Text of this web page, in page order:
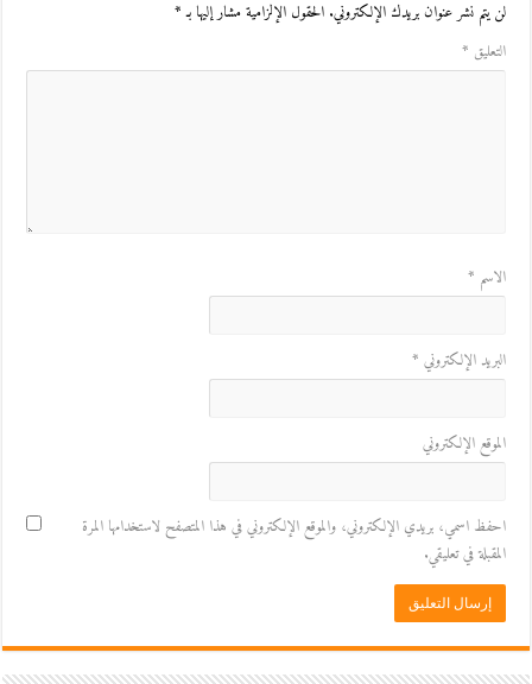
لن يتم نشر عنوان بريدك الإلكتروني. الحقول الإلزامية مشار إليها بـ*
التعليق *
الاسم *
البريد الإلكتروني *
الموقع الإلكتروني
احفظ اسمي، بريدي الإلكتروني، والموقع الإلكتروني في هذا المتصفح لاستخدامها المرة
المقبلة في تعليقي.